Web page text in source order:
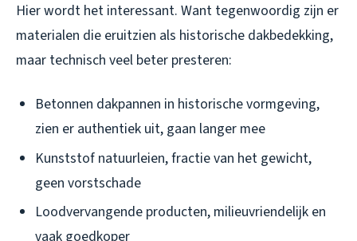
Hier wordt het interessant. Want tegenwoordig zijn er
materialen die eruitzien als historische dakbedekking,
maar technisch veel beter presteren:
Betonnen dakpannen in historische vormgeving,
zien er authentiek uit, gaan langer mee
Kunststof natuurleien, fractie van het gewicht,
geen vorstschade
Loodvervangende producten, milieuvriendelijk en
vaak goedkoper